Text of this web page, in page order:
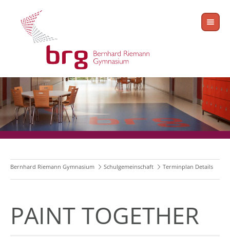
Bernhard Riemann Gymnasium Schulgemeinschaft Terminplan Details
PAINT TOGETHER